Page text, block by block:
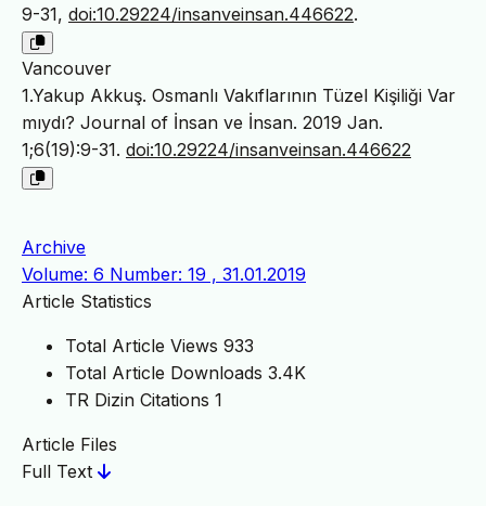
9-31, doi:10.29224/insanveinsan.446622.
Vancouver
1.Yakup Akkuş. Osmanlı Vakıflarının Tüzel Kişiliği Var
mıydı? Journal of İnsan ve İnsan. 2019 Jan.
1;6(19):9-31. doi:10.29224/insanveinsan.446622
Archive
Volume: 6 Number: 19 , 31.01.2019
Article Statistics
Total Article Views 933
Total Article Downloads 3.4K
TR Dizin Citations 1
Article Files
Full Text